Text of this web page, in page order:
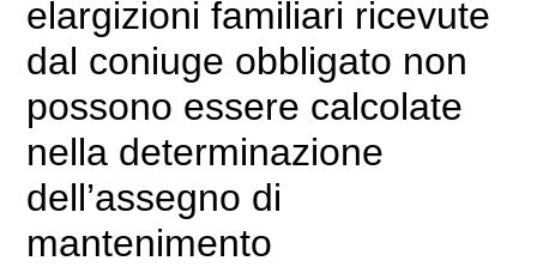
elargizioni familiari ricevute
dal coniuge obbligato non
possono essere calcolate
nella determinazione
dell’assegno di
mantenimento